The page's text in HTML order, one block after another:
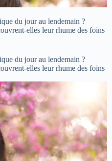
du jour au lendemain ?
elles leur rhume des foins
du jour au lendemain ?
elles leur rhume des foins